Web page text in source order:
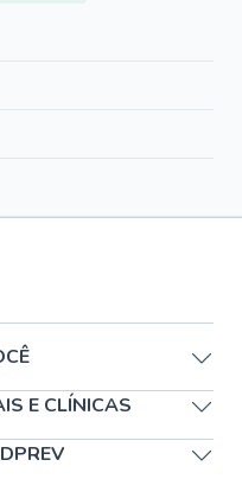
E CLÍNICAS